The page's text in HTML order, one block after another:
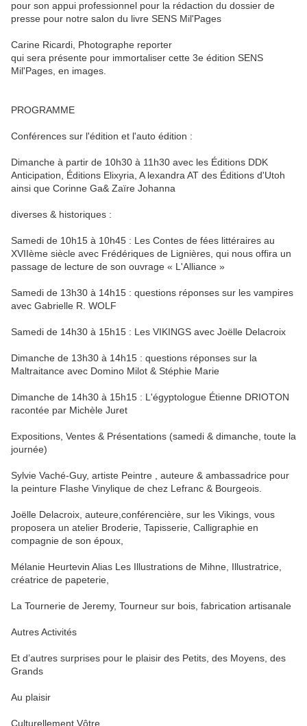
pour son appui professionnel pour la rédaction du dossier de
presse pour notre salon du livre SENS Mil'Pages
Carine Ricardi, Photographe reporter
qui sera présente pour immortaliser cette 3e édition SENS
Mil'Pages, en images.
PROGRAMME
Conférences ​​sur l'édition et l'auto édition :
Dimanche à partir de 10h30 à 11h30 avec les Éditions DDK
Anticipation, Éditions Elixyria, A lexandra AT des Éditions d'Utoh
ainsi que Corinne Ga& Zaïre Johanna
​diverses & historiques :
Samedi de 10h15 à 10h45 : Les Contes de fées littéraires au
XVIIème siècle avec Frédériques de Lignières, qui nous offira un
passage de lecture de son ouvrage « L'Alliance »
Samedi de 13h30 à 14h15 : questions réponses sur les vampires
avec Gabrielle R. WOLF
Samedi de 14h30 à 15h15 : Les VIKINGS avec Joëlle Delacroix
Dimanche de 13h30 à 14h15 : questions réponses sur la
Maltraitance avec Domino Milot & Stéphie Marie
Dimanche de 14h30 à 15h15 : L'égyptologue Étienne DRIOTON
racontée par Michèle Juret
​Expositions, Ventes & Présentations (samedi & dimanche, toute la
journée)
Sylvie Vaché-Guy, artiste Peintre , auteure & ambassadrice pour
la peinture Flashe Vinylique de chez Lefranc & Bourgeois.
Joëlle Delacroix, auteure,conférencière, sur les Vikings, vous
proposera un atelier Broderie, Tapisserie, Calligraphie en
compagnie de son époux,
Mélanie Heurtevin Alias Les Illustrations de Mihne, Illustratrice,
créatrice de papeterie,
La Tournerie de Jeremy, Tourneur sur bois, fabrication artisanale
Autres Activités
Et d’autres surprises pour le plaisir des Petits, des Moyens, des
Grands
Au plaisir
Culturellement Vôtre